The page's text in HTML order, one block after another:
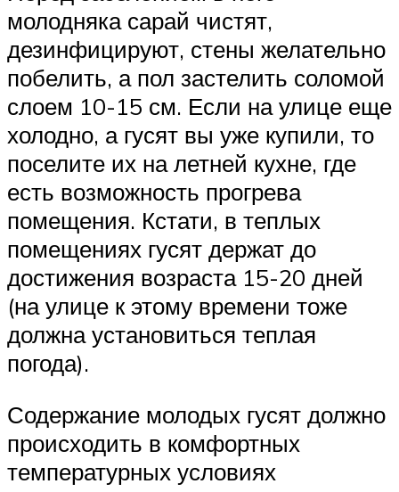
молодняка сарай чистят,
дезинфицируют, стены желательно
побелить, а пол застелить соломой
слоем 10-15 см. Если на улице еще
холодно, а гусят вы уже купили, то
поселите их на летней кухне, где
есть возможность прогрева
помещения. Кстати, в теплых
помещениях гусят держат до
достижения возраста 15-20 дней
(на улице к этому времени тоже
должна установиться теплая
погода).
Содержание молодых гусят должно
происходить в комфортных
температурных условиях